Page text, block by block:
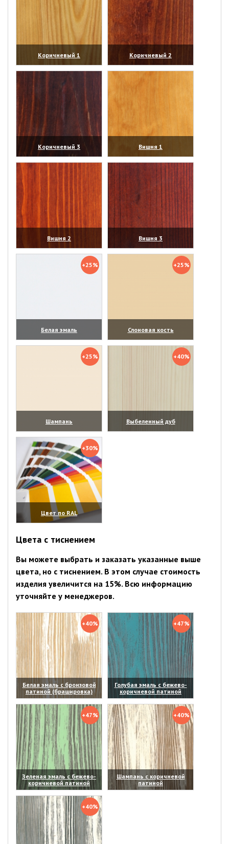
Коричневый 1
(увеличить)
Коричневый 2
(увеличить)
Коричневый 3
(увеличить)
Вишня 1
(увеличить)
Вишня 2
(увеличить)
Вишня 3
(увеличить)
+25%
Белая эмаль
(увеличить)
+25%
Слоновая кость
(увеличить)
+25%
Шампань
(увеличить)
+40%
Выбеленный дуб
(увеличить)
+30%
Цвет по RAL
(увеличить)
Цвета с тиснением
Вы можете выбрать и заказать указанные выше
цвета, но с тиснением. В этом случае стоимость
изделия увеличится на 15%. Всю информацию
уточняйте у менеджеров.
+40%
Белая эмаль с бронзовой
патиной (брашировка)
(увеличить)
+47%
Голубая эмаль с бежево-
коричневой патиной
(увеличить)
+47%
Зеленая эмаль с бежево-
коричневой патиной
(увеличить)
+40%
Шампань с коричневой
патиной
(увеличить)
+40%